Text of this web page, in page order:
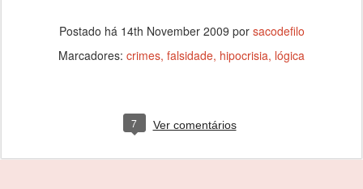
Postado há 14th November 2009 por sacodefilo
Marcadores: crimes falsidade hipocrisia lógica
7 Ver comentários